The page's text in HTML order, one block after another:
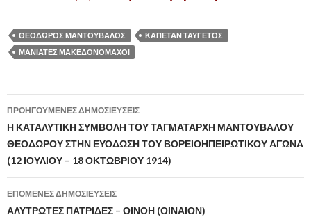
ΘΕΟΔΩΡΟΣ ΜΑΝΤΟΥΒΑΛΟΣ
ΚΑΠΕΤΑΝ ΤΑΥΓΕΤΟΣ
ΜΑΝΙΑΤΕΣ ΜΑΚΕΔΟΝΟΜΑΧΟΙ
Πλοήγηση
άρθρων
ΠΡΟΗΓΟΎΜΕΝΕΣ ΔΗΜΟΣΙΕΎΣΕΙΣ
Η ΚΑΤΑΛΥΤΙΚΗ ΣΥΜΒΟΛΗ ΤΟΥ ΤΑΓΜΑΤΑΡΧΗ ΜΑΝΤΟΥΒΑΛΟΥ
ΘΕΟΔΩΡΟΥ ΣΤΗΝ ΕΥΟΔΩΣΗ ΤΟΥ ΒΟΡΕΙΟΗΠΕΙΡΩΤΙΚΟΥ ΑΓΩΝΑ
(12 ΙΟΥΛΙΟΥ – 18 ΟΚΤΩΒΡΙΟΥ 1914)
ΕΠΌΜΕΝΕΣ ΔΗΜΟΣΙΕΎΣΕΙΣ
ΑΛΥΤΡΩΤΕΣ ΠΑΤΡΙΔΕΣ – ΟΙΝΟΗ (ΟΙΝΑΙΟΝ)